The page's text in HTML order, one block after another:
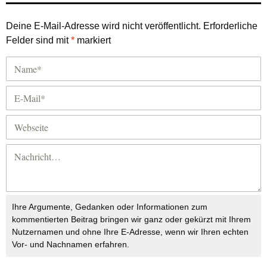
Deine E-Mail-Adresse wird nicht veröffentlicht. Erforderliche
Felder sind mit* markiert
Ihre Argumente, Gedanken oder Informationen zum
kommentierten Beitrag bringen wir ganz oder gekürzt mit Ihrem
Nutzernamen und ohne Ihre E-Adresse, wenn wir Ihren echten
Vor- und Nachnamen erfahren.